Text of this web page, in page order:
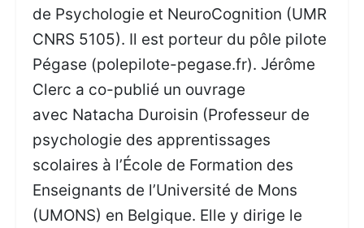
de Psychologie et NeuroCognition (UMR
CNRS 5105). Il est porteur du pôle pilote
Pégase (polepilote-pegase.fr). Jérôme
Clerc a co-publié un ouvrage
avec Natacha Duroisin (Professeur de
psychologie des apprentissages
scolaires à l’École de Formation des
Enseignants de l’Université de Mons
(UMONS) en Belgique. Elle y dirige le